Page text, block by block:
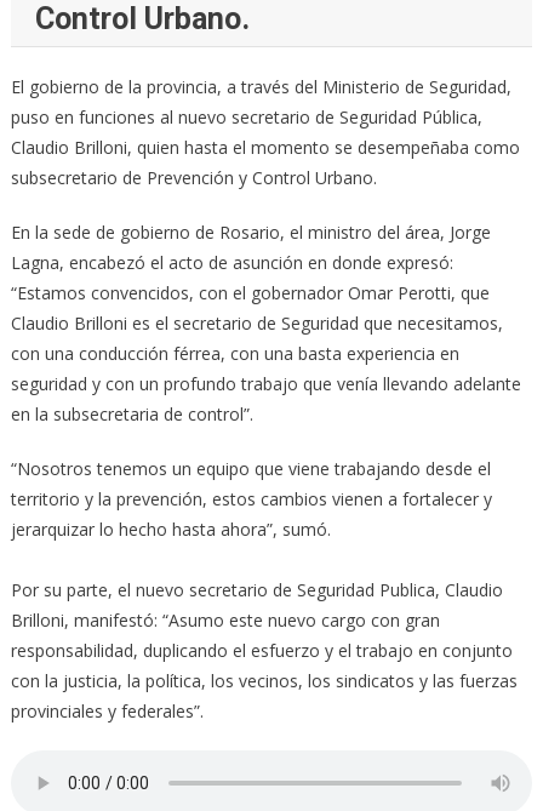
Control Urbano.
El gobierno de la provincia, a través del Ministerio de Seguridad,
puso en funciones al nuevo secretario de Seguridad Pública,
Claudio Brilloni, quien hasta el momento se desempeñaba como
subsecretario de Prevención y Control Urbano.
En la sede de gobierno de Rosario, el ministro del área, Jorge
Lagna, encabezó el acto de asunción en donde expresó:
“Estamos convencidos, con el gobernador Omar Perotti, que
Claudio Brilloni es el secretario de Seguridad que necesitamos,
con una conducción férrea, con una basta experiencia en
seguridad y con un profundo trabajo que venía llevando adelante
en la subsecretaria de control”.
“Nosotros tenemos un equipo que viene trabajando desde el
territorio y la prevención, estos cambios vienen a fortalecer y
jerarquizar lo hecho hasta ahora”, sumó.
Por su parte, el nuevo secretario de Seguridad Publica, Claudio
Brilloni, manifestó: “Asumo este nuevo cargo con gran
responsabilidad, duplicando el esfuerzo y el trabajo en conjunto
con la justicia, la política, los vecinos, los sindicatos y las fuerzas
provinciales y federales”.